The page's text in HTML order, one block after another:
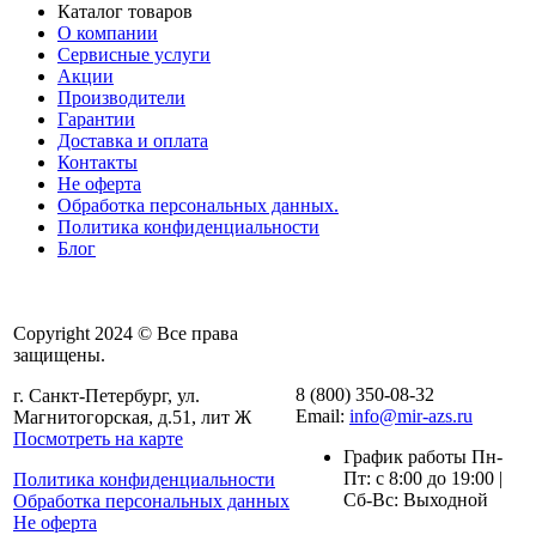
Каталог товаров
О компании
Сервисные услуги
Акции
Производители
Гарантии
Доставка и оплата
Контакты
Не оферта
Обработка персональных данных.
Политика конфиденциальности
Блог
Copyright 2024 © Все права
защищены.
г. Санкт-Петербург, ул.
Магнитогорская, д.51, лит Ж
Посмотреть на карте
Политика конфиденциальности
Обработка персональных данных
Не оферта
8 (800) 350-08-32
Email: info@mir-azs.ru
График работы Пн-
Пт: с 8:00 до 19:00 |
Сб-Вс: Выходной